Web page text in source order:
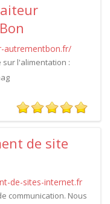
autrementbon.fr/
l'alimentation :
de site
de-sites-internet.fr
communication. Nous